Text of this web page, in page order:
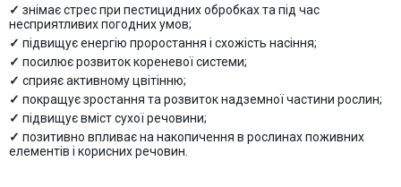
знімає стрес при пестицидних обробках та під час
несприятливих погодних умов;
підвищує енергію проростання і схожість насіння;
посилює розвиток кореневої системи;
сприяє активному цвітінню;
покращує зростання та розвиток надземної частини рослин;
підвищує вміст сухої речовини;
позитивно впливає на накопичення в рослинах поживних
елементів і корисних речовин.